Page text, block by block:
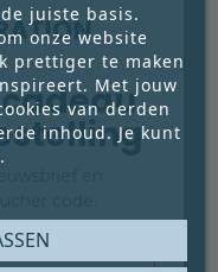
juiste basis.
onze website
prettiger te maken
Met jouw
van derden
inhoud. Je kunt
code.